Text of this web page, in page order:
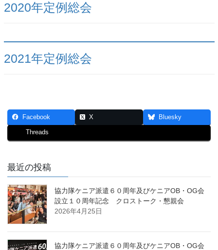
2020年定例総会
2021年定例総会
Facebook X Bluesky
Threads
最近の投稿
協力隊ケニア派遣６０周年及びケニアOB・OG会
設立１０周年記念 クロストーク・懇親会
2026年4月25日
協力隊ケニア派遣６０周年及びケニアOB・OG会